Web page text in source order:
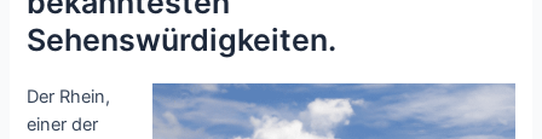
Sehenswürdigkeiten.
Der Rhein,
einer der